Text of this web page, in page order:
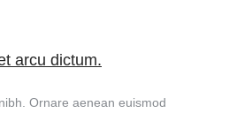
arcu dictum.
Ornare aenean euismod